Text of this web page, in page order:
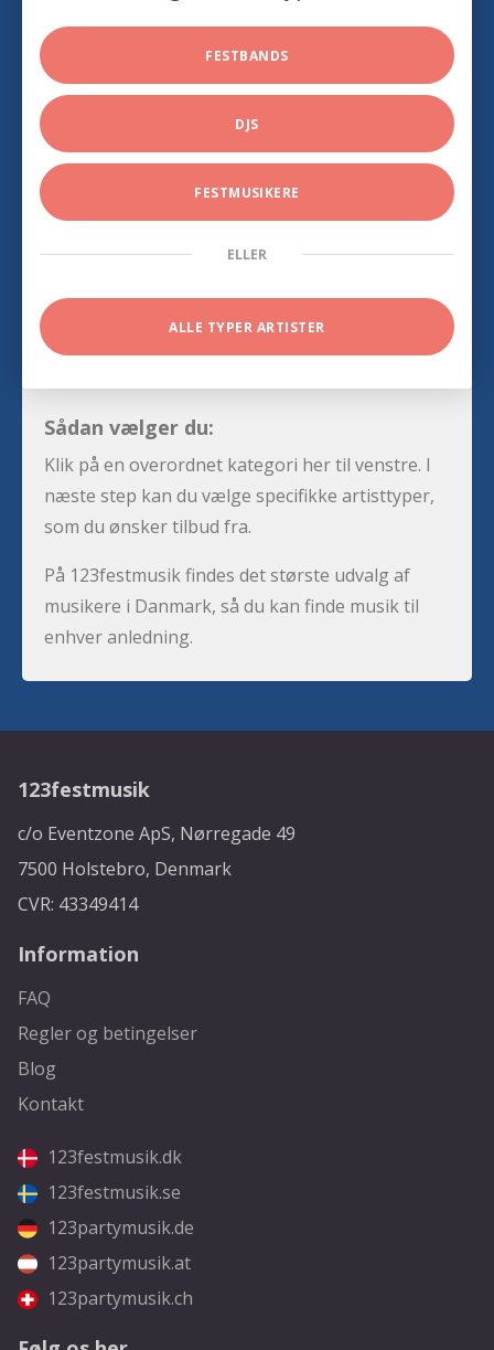
FESTBANDS
DJS
FESTMUSIKERE
ELLER
ALLE TYPER ARTISTER
Sådan vælger du:
Klik på en overordnet kategori her til venstre. I
næste step kan du vælge specifikke artisttyper,
som du ønsker tilbud fra.
På 123festmusik findes det største udvalg af
musikere i Danmark, så du kan finde musik til
enhver anledning.
123festmusik
c/o Eventzone ApS, Nørregade 49
7500 Holstebro, Denmark
CVR: 43349414
Information
FAQ
Regler og betingelser
Blog
Kontakt
123festmusik.dk
123festmusik.se
123partymusik.de
123partymusik.at
123partymusik.ch